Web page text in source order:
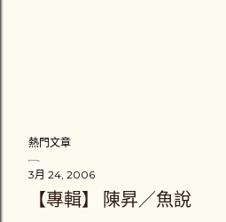
熱門文章
3月 24, 2006
【專輯】 陳昇／魚說